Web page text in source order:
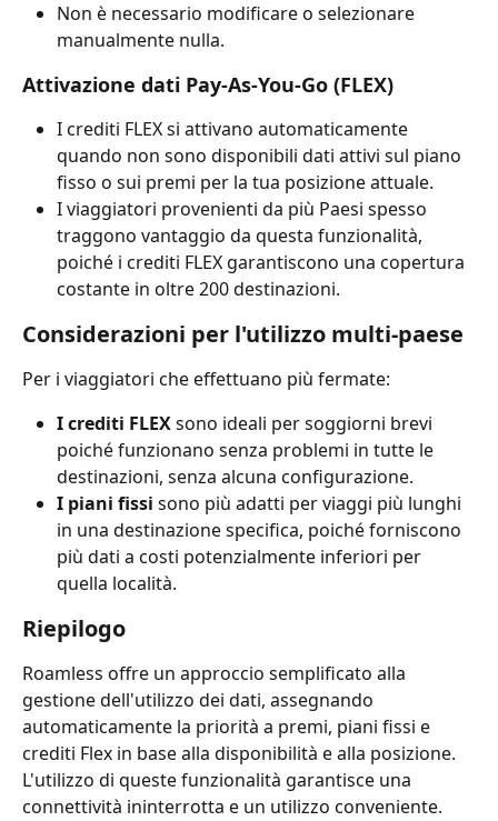
Non è necessario modificare o selezionare
manualmente nulla.
Attivazione dati Pay-As-You-Go (FLEX)
I crediti FLEX si attivano automaticamente
quando non sono disponibili dati attivi sul piano
fisso o sui premi per la tua posizione attuale.
I viaggiatori provenienti da più Paesi spesso
traggono vantaggio da questa funzionalità,
poiché i crediti FLEX garantiscono una copertura
costante in oltre 200 destinazioni.
Considerazioni per l'utilizzo multi-paese
Per i viaggiatori che effettuano più fermate:
I crediti FLEX sono ideali per soggiorni brevi
poiché funzionano senza problemi in tutte le
destinazioni, senza alcuna configurazione.
I piani fissi sono più adatti per viaggi più lunghi
in una destinazione specifica, poiché forniscono
più dati a costi potenzialmente inferiori per
quella località.
Riepilogo
Roamless offre un approccio semplificato alla
gestione dell'utilizzo dei dati, assegnando
automaticamente la priorità a premi, piani fissi e
crediti Flex in base alla disponibilità e alla posizione.
L'utilizzo di queste funzionalità garantisce una
connettività ininterrotta e un utilizzo conveniente.